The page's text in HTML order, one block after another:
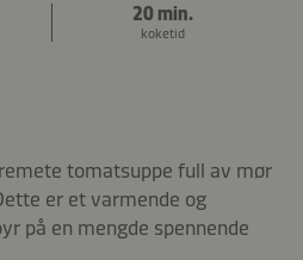
20 min.
koketid
tomatsuppe full av mør
er et varmende og
på en mengde spennende